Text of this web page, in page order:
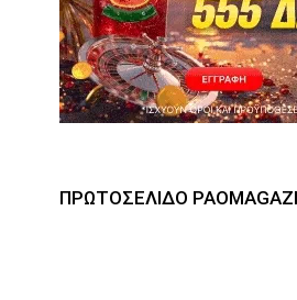
ΠΡΩΤΟΣΈΛΙΔΟ